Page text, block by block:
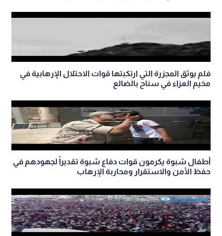
فلم يوثق المجزرة التي ارتكبتها قوات الاحتلال الإرهابية في
مخيم العزاء في سناح بالضالع
أطفال شبوة يكرمون قوات دفاع شبوة تقديراً لجهودهم في
حفظ الأمن والاستقرار ومحاربة الإرهاب